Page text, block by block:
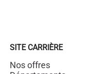
SITE CARRIÈRE
Nos offres